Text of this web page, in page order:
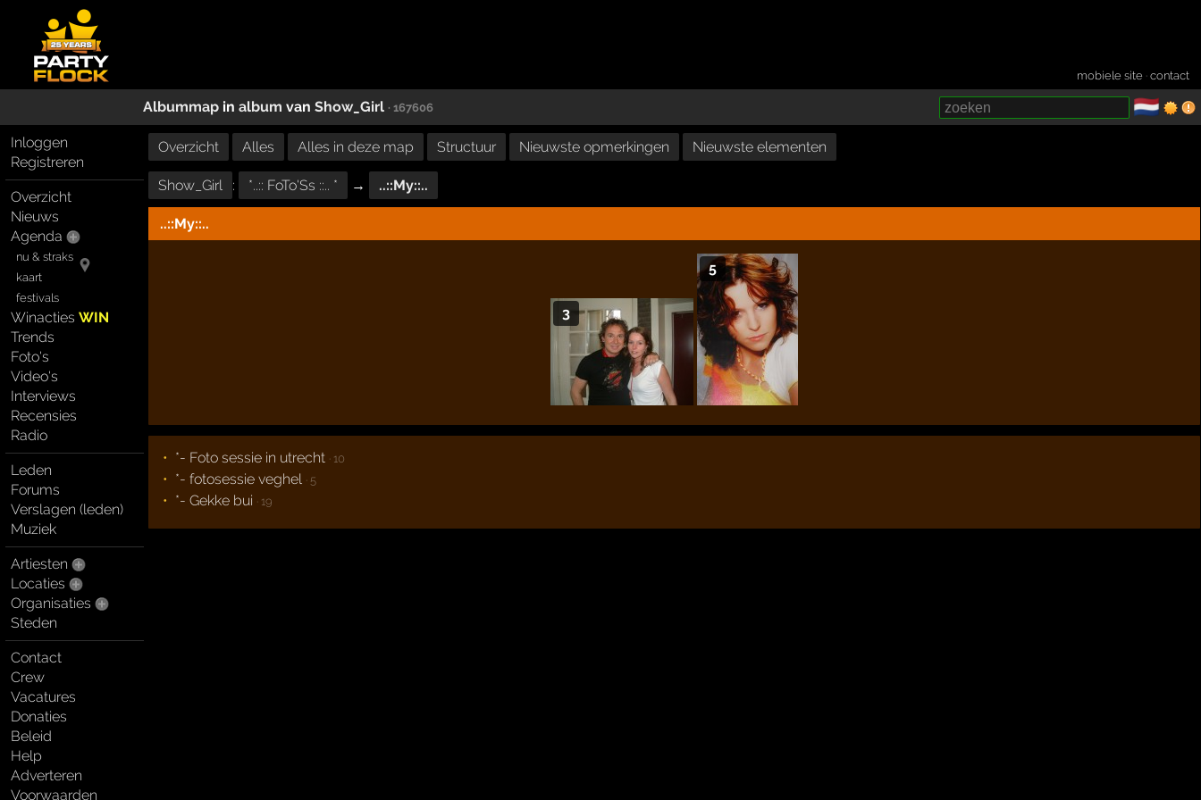
mobiele site ·contact
Albummap in album van Show_Girl · 167606 🇳🇱
Inloggen
Registreren
Overzicht
Nieuws
Agenda
nu & straks
kaart
festivals
WinactiesWIN
Trends
Foto's
Video's
Interviews
Recensies
Radio
Leden
Forums
Verslagen (leden)
Muziek
Artiesten
Locaties
Organisaties
Steden
Contact
Crew
Vacatures
Donaties
Beleid
Help
Adverteren
Voorwaarden
Overzicht Alles Alles in deze map Structuur Nieuwste opmerkingen Nieuwste elementen
Show_Girl : *..:: FoTo'Ss ::.. * → ..::My::..
..::My::..
3
5
*- Foto sessie in utrecht · 10
*- fotosessie veghel · 5
*- Gekke bui · 19